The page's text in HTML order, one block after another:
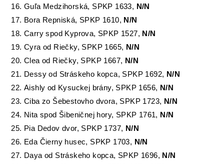
Guľa Medzihorská, SPKP 1633, N/N
Bora Repniská, SPKP 1610, N/N
Carry spod Kyprova, SPKP 1527, N/N
Cyra od Riečky, SPKP 1665, N/N
Clea od Riečky, SPKP 1667, N/N
Dessy od Stráskeho kopca, SPKP 1692, N/N
Aishly od Kysuckej brány, SPKP 1656, N/N
Ciba zo Šebestovho dvora, SPKP 1723, N/N
Nita spod Šibeničnej hory, SPKP 1761, N/N
Pia Dedov dvor, SPKP 1737, N/N
Eda Čierny husec, SPKP 1703, N/N
Daya od Stráskeho kopca, SPKP 1696, N/N